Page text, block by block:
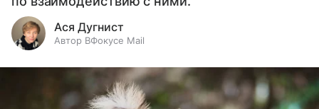
Ася Дугнист
Автор ВФокусе Mail